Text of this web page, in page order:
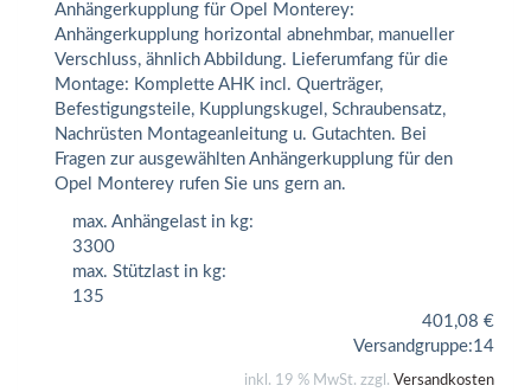
Anhängerkupplung für Opel Monterey:
Anhängerkupplung horizontal abnehmbar, manueller
Verschluss, ähnlich Abbildung. Lieferumfang für die
Montage: Komplette AHK incl. Querträger,
Befestigungsteile, Kupplungskugel, Schraubensatz,
Nachrüsten Montageanleitung u. Gutachten. Bei
Fragen zur ausgewählten Anhängerkupplung für den
Opel Monterey rufen Sie uns gern an.
max. Anhängelast in kg:
3300
max. Stützlast in kg:
135
401,08 €
Versandgruppe:14
inkl. 19 % MwSt. zzgl. Versandkosten